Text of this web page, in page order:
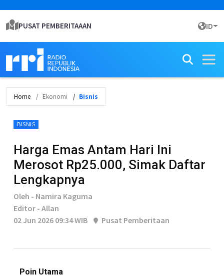
PUSAT PEMBERITAAAN ID
Home Ekonomi Bisnis
BISNIS
Harga Emas Antam Hari Ini
Merosot Rp25.000, Simak Daftar
Lengkapnya
Oleh - Namira Kaguma
Editor - Allan
02 Jun 2026 09:34 WIB
Pusat Pemberitaan
Poin Utama